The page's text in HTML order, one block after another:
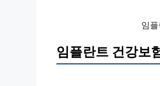
임
임플란트 건강보